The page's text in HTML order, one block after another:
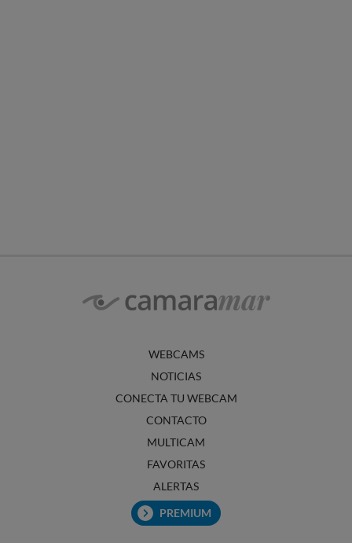
WEBCAMS
NOTICIAS
CONECTA TU WEBCAM
CONTACTO
MULTICAM
FAVORITAS
ALERTAS
PREMIUM